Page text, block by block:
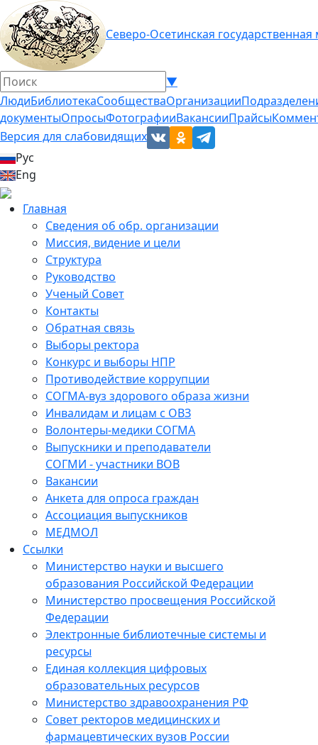
Северо-Осетинская
▼
ЛюдиБиблиотекаСообществаОрганизации
документыОпросыФотографииВакансииПрайсы
Версия для слабовидящих
Рус
Eng
Главная
Сведения об обр. организации
Миссия, видение и цели
Структура
Руководство
Ученый Совет
Контакты
Обратная связь
Выборы ректора
Конкурс и выборы НПР
Противодействие коррупции
СОГМА-вуз здорового образа жизни
Инвалидам и лицам с ОВЗ
Волонтеры-медики СОГМА
Выпускники и преподаватели
СОГМИ - участники ВОВ
Вакансии
Анкета для опроса граждан
Ассоциация выпускников
МЕДМОЛ
Ссылки
Министерство науки и высшего
образования Российской Федерации
Министерство просвещения Российской
Федерации
Электронные библиотечные системы и
ресурсы
Единая коллекция цифровых
образовательных ресурсов
Министерство здравоохранения РФ
Совет ректоров медицинских и
фармацевтических вузов России